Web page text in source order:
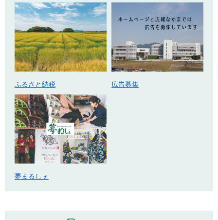
ふるさと納税 広告募集
夢まるしぇ